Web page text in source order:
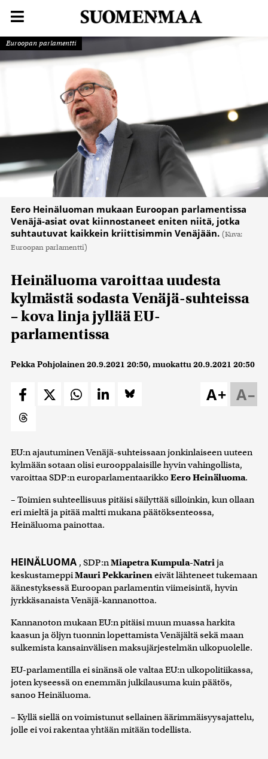
Euroopan parlamentti
Eero Heinäluoman mukaan Euroopan parlamentissa
Venäjä-asiat ovat kiinnostaneet eniten niitä, jotka
suhtautuvat kaikkein kriittisimmin Venäjään. (Kuva:
Euroopan parlamentti)
Heinäluoma varoittaa uudesta
kylmästä sodasta Venäjä-suhteissa
– kova linja jyllää EU-
parlamentissa
Pekka Pohjolainen20.9.2021 20:50, muokattu20.9.2021 20:50
A–
A+
EU:n ajautuminen Venäjä-suhteissaan jonkinlaiseen uuteen
kylmään sotaan olisi eurooppalaisille hyvin vahingollista,
varoittaa SDP:n europarlamentaarikko Eero Heinäluoma.
– Toimien suhteellisuus pitäisi säilyttää silloinkin, kun ollaan
eri mieltä ja pitää maltti mukana päätöksenteossa,
Heinäluoma painottaa.
HEINÄLUOMA , SDP:nMiapetra Kumpula-Natrija
keskustameppiMauri Pekkarineneivät lähteneet tukemaan
äänestyksessä Euroopan parlamentin viimeisintä, hyvin
jyrkkäsanaista Venäjä-kannanottoa.
Kannanoton mukaan EU:n pitäisi muun muassa harkita
kaasun ja öljyn tuonnin lopettamista Venäjältä sekä maan
sulkemista kansainvälisen maksujärjestelmän ulkopuolelle.
EU-parlamentilla ei sinänsä ole valtaa EU:n ulkopolitiikassa,
joten kyseessä on enemmän julkilausuma kuin päätös,
sanoo Heinäluoma.
– Kyllä siellä on voimistunut sellainen äärimmäisyysajattelu,
jolle ei voi rakentaa yhtään mitään todellista.